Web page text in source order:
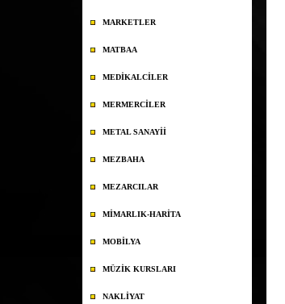
MARKETLER
MATBAA
MEDİKALCİLER
MERMERCİLER
METAL SANAYİİ
MEZBAHA
MEZARCILAR
MİMARLIK-HARİTA
MOBİLYA
MÜZİK KURSLARI
NAKLİYAT